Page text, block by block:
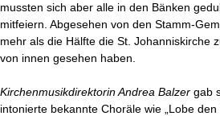
mussten sich aber alle in den Bänken
mitfeiern. Abgesehen von den Stamm-
mehr als die Hälfte die St. Johanniskirche
von innen gesehen haben.
Kirchenmusikdirektorin Andrea Balzer gab
intonierte bekannte Choräle wie „Lobe